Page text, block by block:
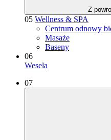
Z
05 Wellness & SPA
Centrum odnowy
Masaże
Baseny
06
Wesela
07